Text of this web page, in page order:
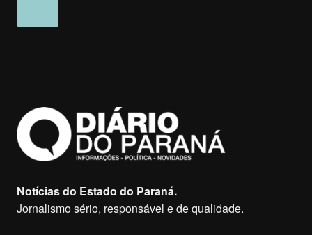
Notícias do Estado do Paraná.
Jornalismo sério, responsável e de qualidade.